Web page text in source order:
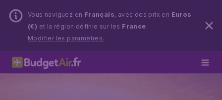
Vous naviguez en Français, avec des prix en Euros
(€) et la région définie sur les France.
Modifier les paramètres.